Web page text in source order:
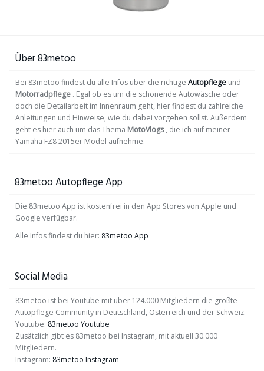
Über 83metoo
Bei 83metoo findest du alle Infos über die richtige Autopflege und
Motorradpflege . Egal ob es um die schonende Autowäsche oder
doch die Detailarbeit im Innenraum geht, hier findest du zahlreiche
Anleitungen und Hinweise, wie du dabei vorgehen sollst. Außerdem
geht es hier auch um das Thema MotoVlogs, die ich auf meiner
Yamaha FZ8 2015er Model aufnehme.
83metoo Autopflege App
Die 83metoo App ist kostenfrei in den App Stores von Apple und
Google verfügbar.
Alle Infos findest du hier: 83metoo App
Social Media
83metoo ist bei Youtube mit über 124.000 Mitgliedern die größte
Autopflege Community in Deutschland, Österreich und der Schweiz.
Youtube: 83metoo Youtube
Zusätzlich gibt es 83metoo bei Instagram, mit aktuell 30.000
Mitgliedern.
Instagram: 83metoo Instagram